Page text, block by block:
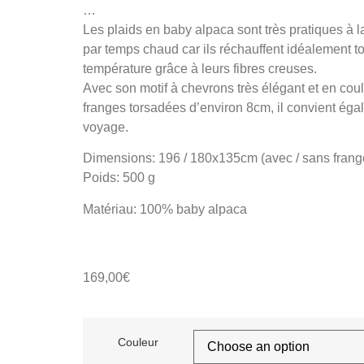
…
Les plaids en baby alpaca sont très pratiques à
par temps chaud car ils réchauffent idéalement
température grâce à leurs fibres creuses.
Avec son motif à chevrons très élégant et en
franges torsadées d’environ 8cm, il convient
voyage.
Dimensions: 196 / 180x135cm (avec / sans
Poids: 500 g
Matériau: 100% baby alpaca
169,00€
Couleur